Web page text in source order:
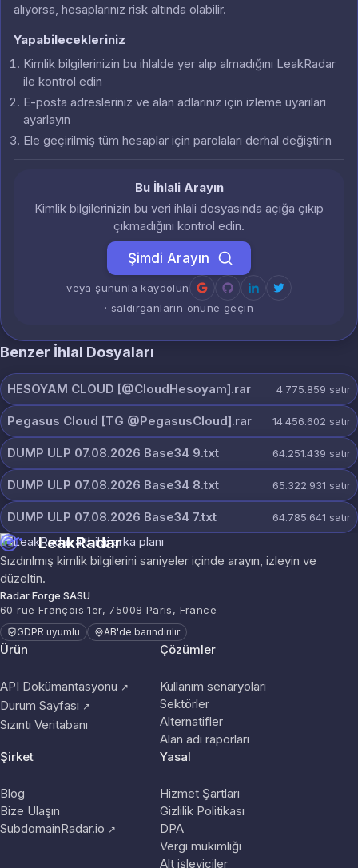
alıyorsa, hesaplarınız risk altında olabilir.
Yapabilecekleriniz
Kimlik bilgilerinizin bu ihlalde yer alıp almadığını LeakRadar
ile kontrol edin
E-posta adresleriniz ve alan adlarınız için izleme uyarıları
ayarlayın
Ele geçirilmiş tüm hesaplar için parolaları derhal değiştirin
Bu İhlali Arayın
Kimlik bilgilerinizin bu veri ihlali dosyasında açığa çıkıp
çıkmadığını kontrol edin.
Şimdi Arayın
veya şununla kaydolun
· saldırganların önüne geçin
Benzer İhlal Dosyaları
HESOYAM CLOUD [@CloudHesoyam].rar 4.775.859 satır
Pegasus Cloud [TG @PegasusCloud].rar 14.456.602 satır
DUMP ULP 07.08.2026 Base34 9.txt 64.251.439 satır
DUMP ULP 07.08.2026 Base34 8.txt 65.322.931 satır
DUMP ULP 07.08.2026 Base34 7.txt 64.785.641 satır
LeakRadar
Sızdırılmış kimlik bilgilerini saniyeler içinde arayın, izleyin ve
düzeltin.
Radar Forge SASU
60 rue François 1er, 75008 Paris, France
GDPR uyumlu AB'de barındırılır
Ürün
API Dokümantasyonu ↗
Durum Sayfası ↗
Sızıntı Veritabanı
Çözümler
Kullanım senaryoları
Sektörler
Alternatifler
Alan adı raporları
Şirket
Blog
Bize Ulaşın
SubdomainRadar.io ↗
Yasal
Hizmet Şartları
Gizlilik Politikası
DPA
Vergi mukimliği
Alt işleyiciler